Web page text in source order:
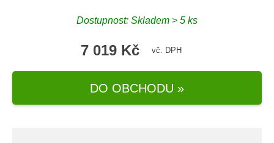
Dostupnost: Skladem > 5 ks
7 019 Kč vč. DPH
DO OBCHODU »